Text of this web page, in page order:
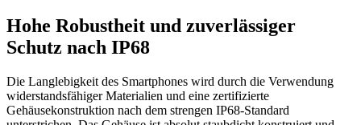
Hohe Robustheit und zuverlässiger
Schutz nach IP68
Die Langlebigkeit des Smartphones wird durch die Verwendung
widerstandsfähiger Materialien und eine zertifizierte
Gehäusekonstruktion nach dem strengen IP68-Standard